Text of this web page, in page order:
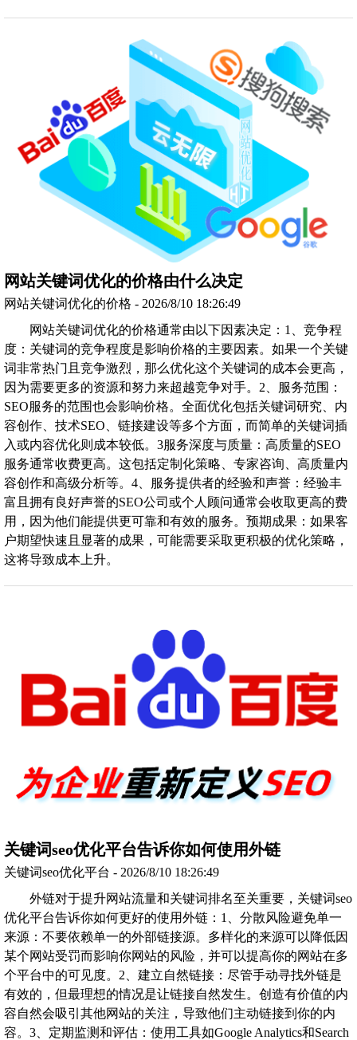
网站关键词优化的价格由什么决定
网站关键词优化的价格 - 2026/8/10 18:26:49
网站关键词优化的价格通常由以下因素决定：1、竞争程
度：关键词的竞争程度是影响价格的主要因素。如果一个关键
词非常热门且竞争激烈，那么优化这个关键词的成本会更高，
因为需要更多的资源和努力来超越竞争对手。2、服务范围：
SEO服务的范围也会影响价格。全面优化包括关键词研究、内
容创作、技术SEO、链接建设等多个方面，而简单的关键词插
入或内容优化则成本较低。3服务深度与质量：高质量的SEO
服务通常收费更高。这包括定制化策略、专家咨询、高质量内
容创作和高级分析等。4、服务提供者的经验和声誉：经验丰
富且拥有良好声誉的SEO公司或个人顾问通常会收取更高的费
用，因为他们能提供更可靠和有效的服务。预期成果：如果客
户期望快速且显著的成果，可能需要采取更积极的优化策略，
这将导致成本上升。
关键词seo优化平台告诉你如何使用外链
关键词seo优化平台 - 2026/8/10 18:26:49
外链对于提升网站流量和关键词排名至关重要，关键词seo
优化平台告诉你如何更好的使用外链：1、分散风险避免单一
来源：不要依赖单一的外部链接源。多样化的来源可以降低因
某个网站受罚而影响你网站的风险，并可以提高你的网站在多
个平台中的可见度。2、建立自然链接：尽管手动寻找外链是
有效的，但最理想的情况是让链接自然发生。创造有价值的内
容自然会吸引其他网站的关注，导致他们主动链接到你的内
容。3、定期监测和评估：使用工具如Google Analytics和Search